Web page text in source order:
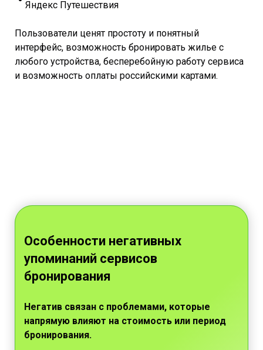
Яндекс Путешествия
Пользователи ценят простоту и понятный
интерфейс, возможность бронировать жилье с
любого устройства, бесперебойную работу сервиса
и возможность оплаты российскими картами.
Особенности негативных
упоминаний сервисов
бронирования
Негатив связан с проблемами, которые
напрямую влияют на стоимость или период
бронирования.